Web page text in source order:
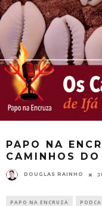
PAPO NA
CAMINHOS
DOUGLAS RAINHO
PAPO NA ENCRUZA